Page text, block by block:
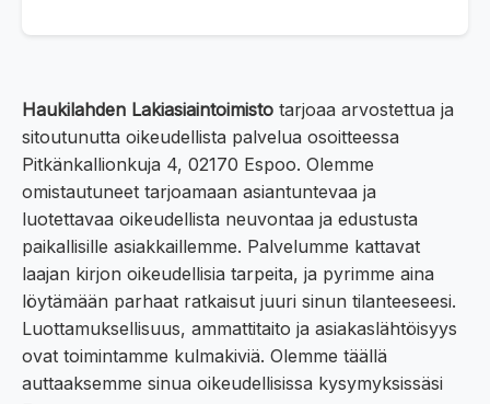
Haukilahden Lakiasiaintoimisto tarjoaa arvostettua ja
sitoutunutta oikeudellista palvelua osoitteessa
Pitkänkallionkuja 4, 02170 Espoo. Olemme
omistautuneet tarjoamaan asiantuntevaa ja
luotettavaa oikeudellista neuvontaa ja edustusta
paikallisille asiakkaillemme. Palvelumme kattavat
laajan kirjon oikeudellisia tarpeita, ja pyrimme aina
löytämään parhaat ratkaisut juuri sinun tilanteeseesi.
Luottamuksellisuus, ammattitaito ja asiakaslähtöisyys
ovat toimintamme kulmakiviä. Olemme täällä
auttaaksemme sinua oikeudellisissa kysymyksissäsi